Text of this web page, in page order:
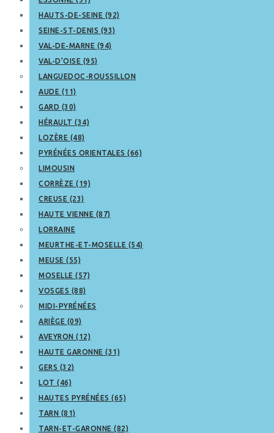
HAUTS-DE-SEINE (92)
SEINE-ST-DENIS (93)
VAL-DE-MARNE (94)
VAL-D’OISE (95)
LANGUEDOC-ROUSSILLON
AUDE (11)
GARD (30)
HÉRAULT (34)
LOZÈRE (48)
PYRÉNÉES ORIENTALES (66)
LIMOUSIN
CORRÈZE (19)
CREUSE (23)
HAUTE VIENNE (87)
LORRAINE
MEURTHE-ET-MOSELLE (54)
MEUSE (55)
MOSELLE (57)
VOSGES (88)
MIDI-PYRÉNÉES
ARIÈGE (09)
AVEYRON (12)
HAUTE GARONNE (31)
GERS (32)
LOT (46)
HAUTES PYRÉNÉES (65)
TARN (81)
TARN-ET-GARONNE (82)